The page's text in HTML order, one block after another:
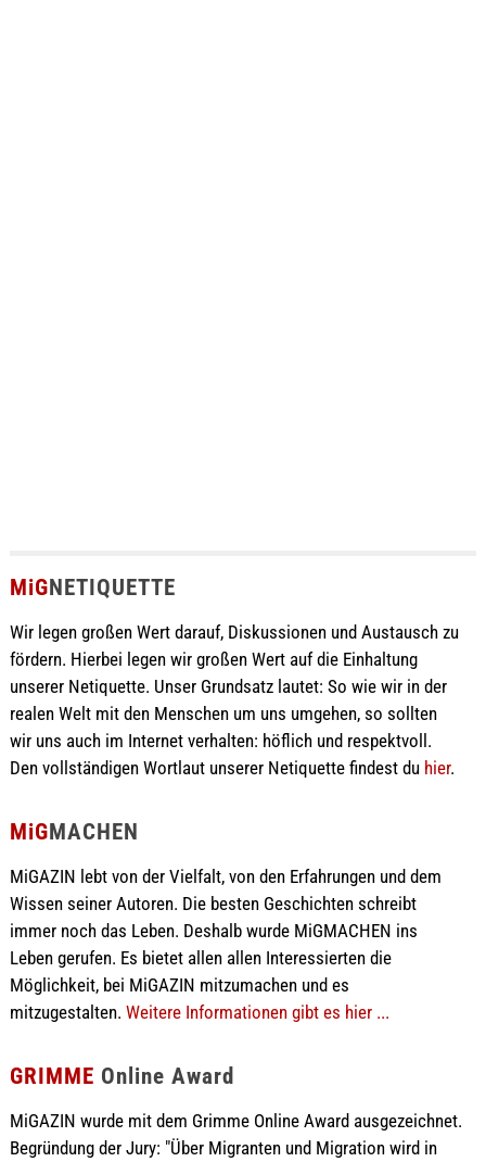
MiGNETIQUETTE
Wir legen großen Wert darauf, Diskussionen und Austausch zu
fördern. Hierbei legen wir großen Wert auf die Einhaltung
unserer Netiquette. Unser Grundsatz lautet: So wie wir in der
realen Welt mit den Menschen um uns umgehen, so sollten
wir uns auch im Internet verhalten: höflich und respektvoll.
Den vollständigen Wortlaut unserer Netiquette findest du hier.
MiGMACHEN
MiGAZIN lebt von der Vielfalt, von den Erfahrungen und dem
Wissen seiner Autoren. Die besten Geschichten schreibt
immer noch das Leben. Deshalb wurde MiGMACHEN ins
Leben gerufen. Es bietet allen allen Interessierten die
Möglichkeit, bei MiGAZIN mitzumachen und es
mitzugestalten. Weitere Informationen gibt es hier ...
GRIMME Online Award
MiGAZIN wurde mit dem Grimme Online Award ausgezeichnet.
Begründung der Jury: "Über Migranten und Migration wird in